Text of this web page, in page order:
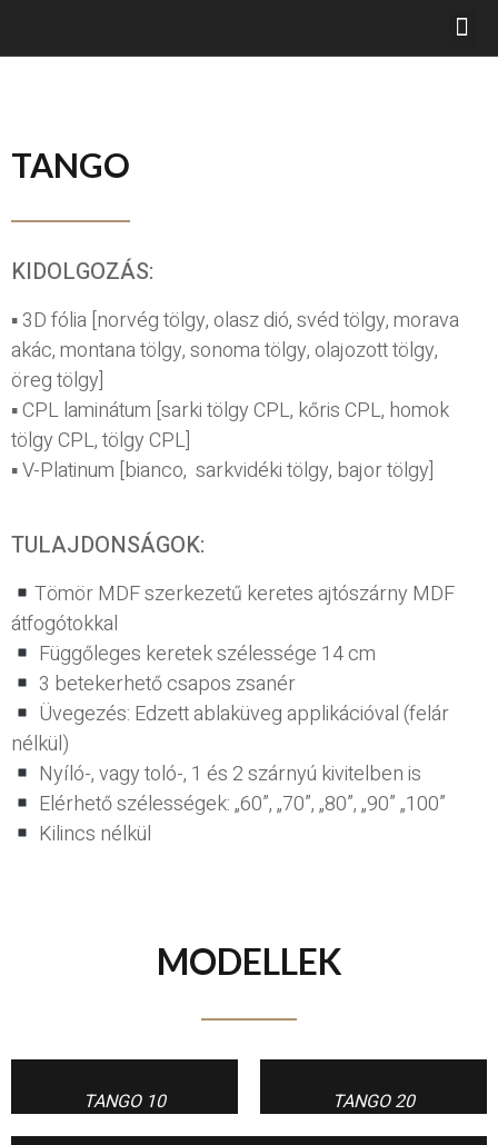
TANGO
KIDOLGOZÁS:
▪ 3D fólia [norvég tölgy, olasz dió, svéd tölgy, morava
akác, montana tölgy, sonoma tölgy, olajozott tölgy,
öreg tölgy]
▪ CPL laminátum [sarki tölgy CPL, kőris CPL, homok
tölgy CPL, tölgy CPL]
▪ V-Platinum [bianco, sarkvidéki tölgy, bajor tölgy]
TULAJDONSÁGOK:
Tömör MDF szerkezetű keretes ajtószárny MDF
átfogótokkal
Függőleges keretek szélessége 14 cm
3 betekerhető csapos zsanér
Üvegezés: Edzett ablaküveg applikációval (felár
nélkül)
Nyíló-, vagy toló-, 1 és 2 szárnyú kivitelben is
Elérhető szélességek: „60”, „70”, „80”, „90” „100”
Kilincs nélkül
MODELLEK
TANGO 10 TANGO 20